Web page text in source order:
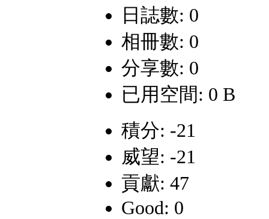
日誌數: 0
相冊數: 0
分享數: 0
已用空間: 0 B
積分: -21
威望: -21
貢獻: 47
Good: 0